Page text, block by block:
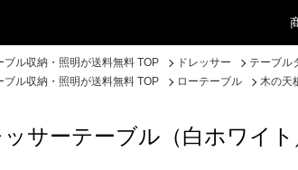
ル収納・照明が送料無料 TOP ドレッサー テーブル
ル収納・照明が送料無料 TOP
ローテーブル 木の天
サーテーブル（白ホワイト